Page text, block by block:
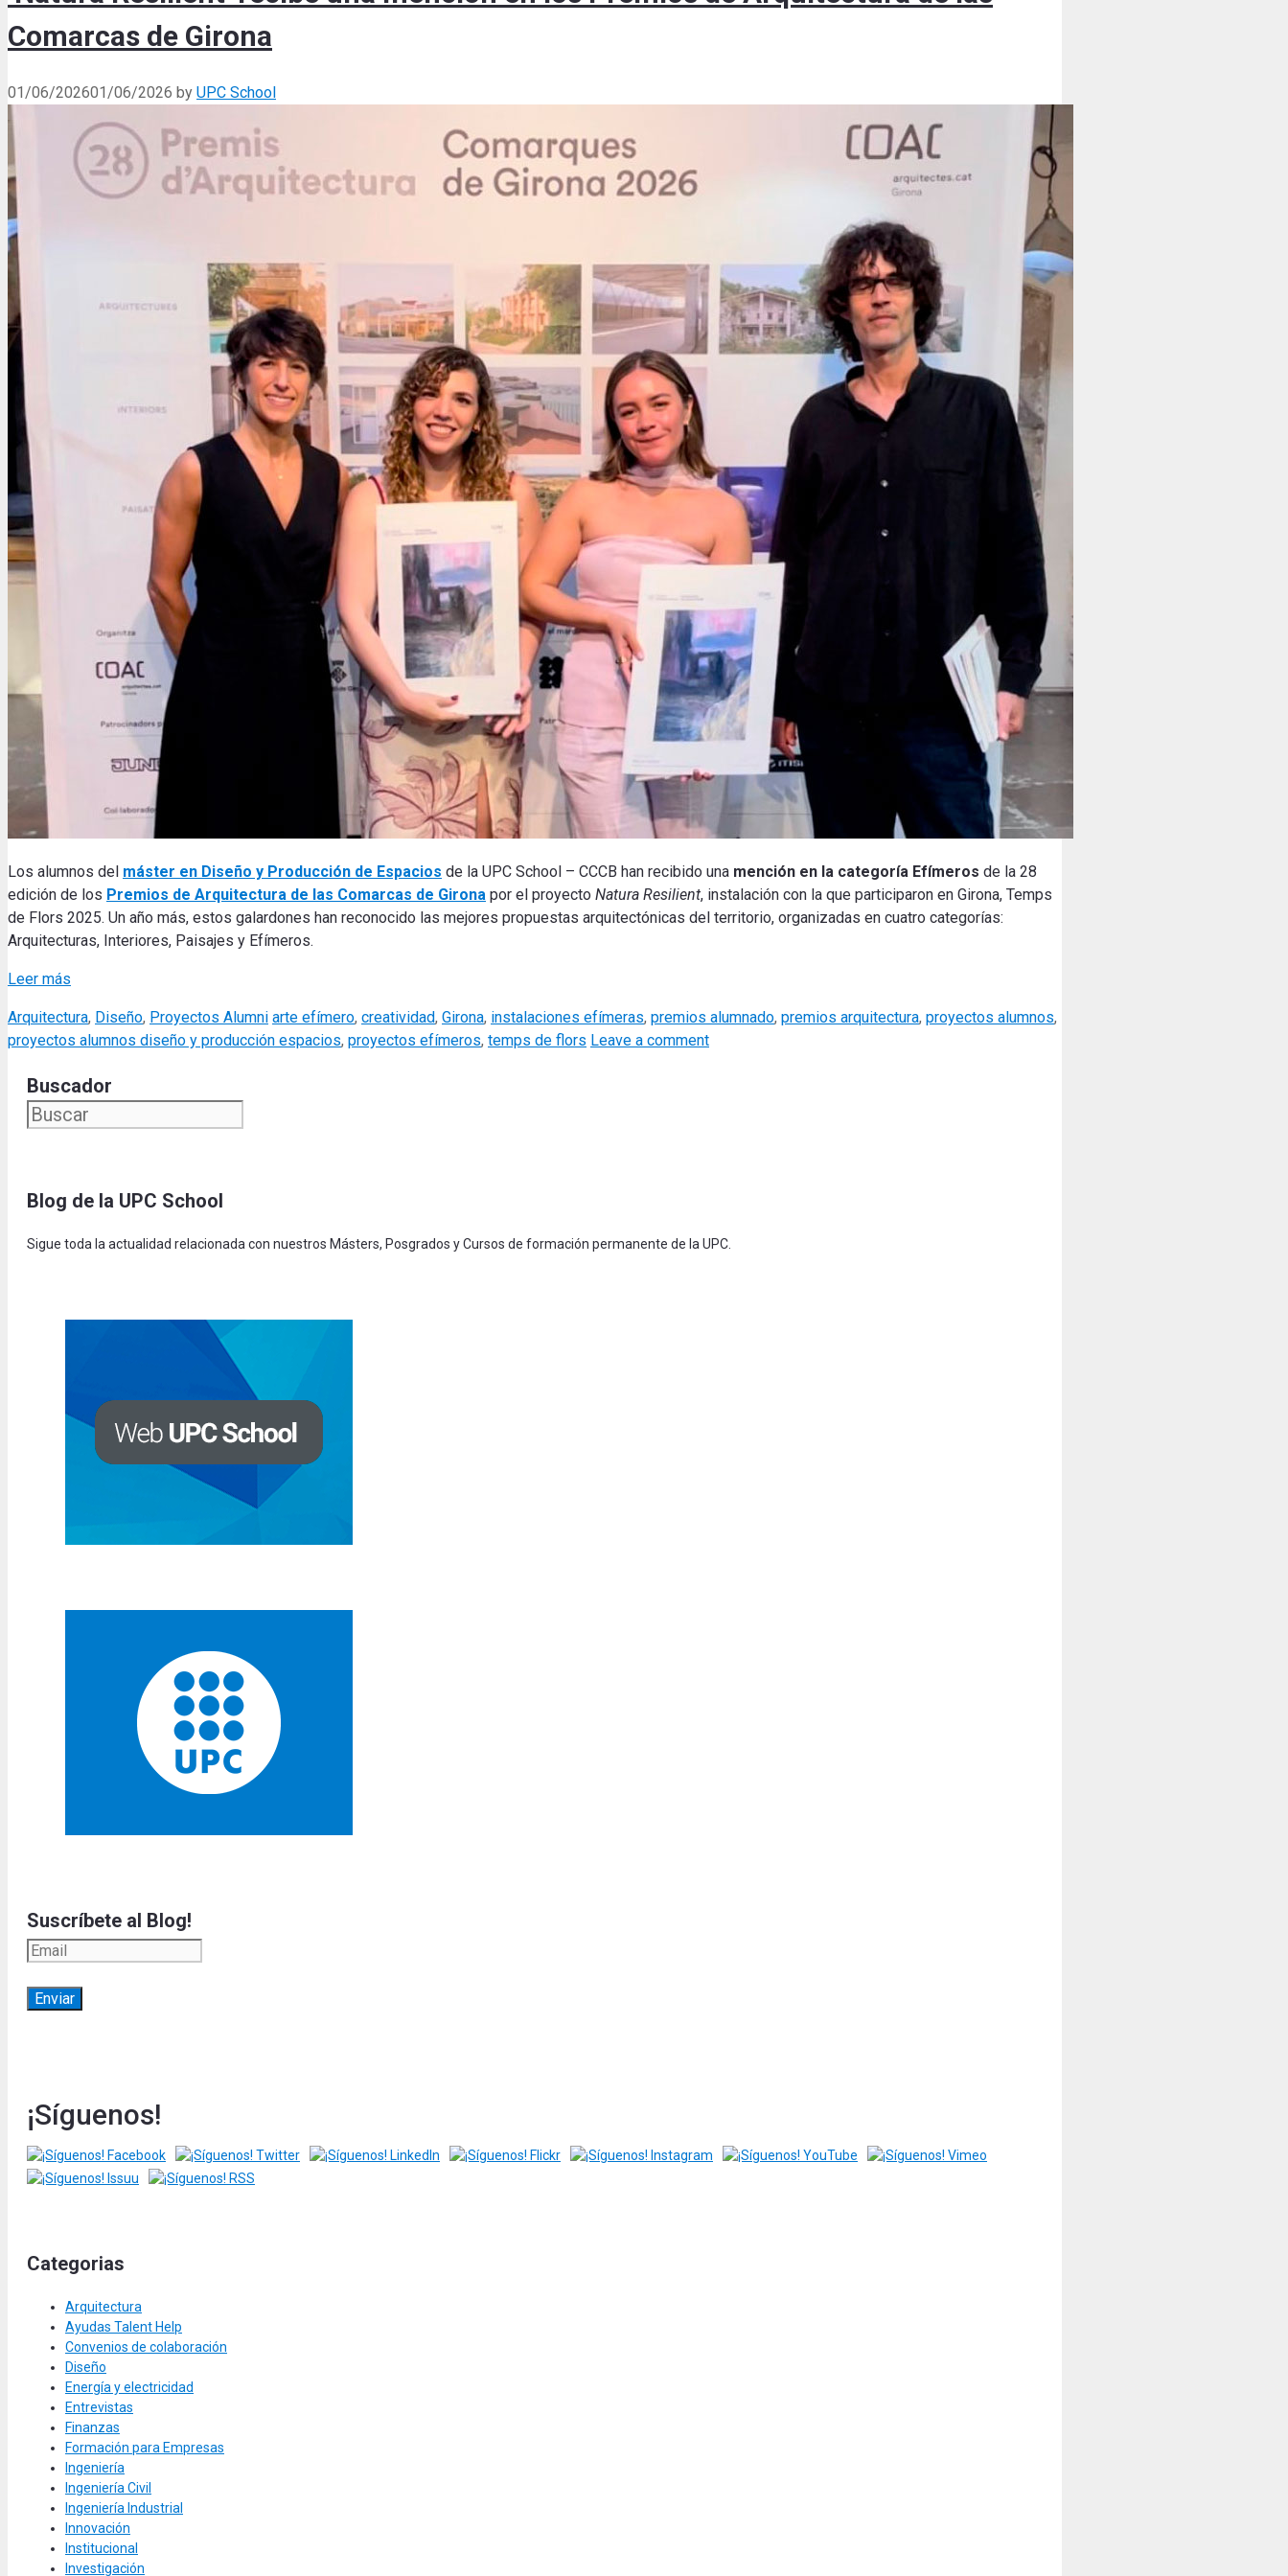
Comarcas de Girona
01/06/202601/06/2026 by UPC School
Los alumnos del máster en Diseño y Producción de Espacios de la UPC School – CCCB han recibido una mención en la categoría Efímeros de la 28
edición de los Premios de Arquitectura de las Comarcas de Girona por el proyecto Natura Resilient, instalación con la que participaron en Girona, Temps
de Flors 2025. Un año más, estos galardones han reconocido las mejores propuestas arquitectónicas del territorio, organizadas en cuatro categorías:
Arquitecturas, Interiores, Paisajes y Efímeros.
Leer más
Categories
Arquitectura, Diseño, Proyectos Alumni Tags
arte efímero, creatividad, Girona, instalaciones efímeras, premios alumnado, premios arquitectura, proyectos alumnos,
proyectos alumnos diseño y producción espacios, proyectos efímeros, temps de flors Leave a comment
Buscador
Blog de la UPC School
Sigue toda la actualidad relacionada con nuestros Másters, Posgrados y Cursos de formación permanente de la UPC.
Suscríbete al Blog!
¡Síguenos!
Categorias
Arquitectura
Ayudas Talent Help
Convenios de colaboración
Diseño
Energía y electricidad
Entrevistas
Finanzas
Formación para Empresas
Ingeniería
Ingeniería Civil
Ingeniería Industrial
Innovación
Institucional
Investigación